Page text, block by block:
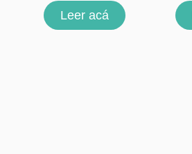
Leer acá